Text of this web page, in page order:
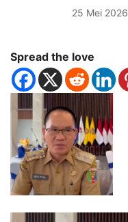
25 Mei 2026
Spread the love